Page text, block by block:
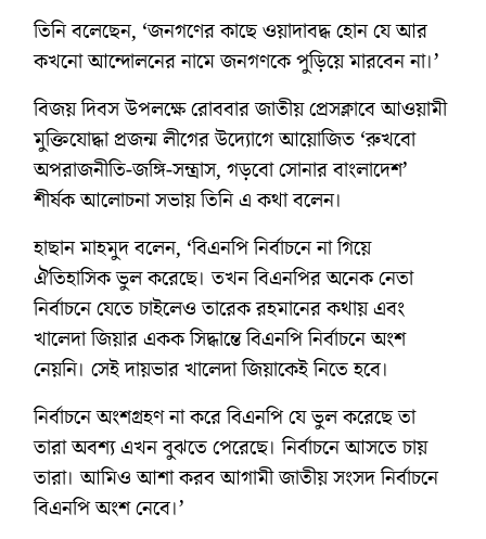
তিনি বলেছেন, ‘জনগণের কাছে ওয়াদাবদ্ধ হোন যে আর
কখনো আন্দোলনের নামে জনগণকে পুড়িয়ে মারবেন না।’
বিজয় দিবস উপলক্ষে রোববার জাতীয় প্রেসক্লাবে আওয়ামী
মুক্তিযোদ্ধা প্রজন্ম লীগের উদ্যোগে আয়োজিত ‘রুখবো
অপরাজনীতি-জঙ্গি-সন্ত্রাস, গড়বো সোনার বাংলাদেশ’
শীর্ষক আলোচনা সভায় তিনি এ কথা বলেন।
হাছান মাহমুদ বলেন, ‘বিএনপি নির্বাচনে না গিয়ে
ঐতিহাসিক ভুল করেছে। তখন বিএনপির অনেক নেতা
নির্বাচনে যেতে চাইলেও তারেক রহমানের কথায় এবং
খালেদা জিয়ার একক সিদ্ধান্তে বিএনপি নির্বাচনে অংশ
নেয়নি। সেই দায়ভার খালেদা জিয়াকেই নিতে হবে।
নির্বাচনে অংশগ্রহণ না করে বিএনপি যে ভুল করেছে তা
তারা অবশ্য এখন বুঝতে পেরেছে। নির্বাচনে আসতে চায়
তারা। আমিও আশা করব আগামী জাতীয় সংসদ নির্বাচনে
বিএনপি অংশ নেবে।’